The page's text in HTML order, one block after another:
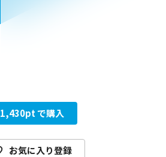
1,430pt で購入
お気に入り登録